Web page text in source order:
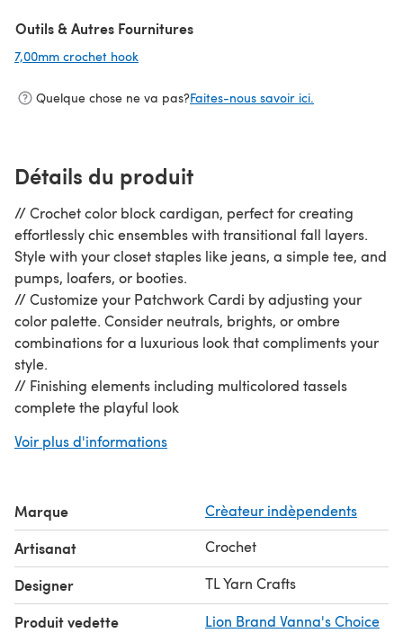
Outils & Autres Fournitures
7,00mm crochet hook
Quelque chose ne va pas?Faites-nous savoir ici.
Détails du produit
// Crochet color block cardigan, perfect for creating
effortlessly chic ensembles with transitional fall layers.
Style with your closet staples like jeans, a simple tee, and
pumps, loafers, or booties.
// Customize your Patchwork Cardi by adjusting your
color palette. Consider neutrals, brights, or ombre
combinations for a luxurious look that compliments your
style.
// Finishing elements including multicolored tassels
complete the playful look
style instructions, photo tutorial, pattern charts, and links
Choice. Special thanks to JOANN Stores for inspiring and
sponsoring this project.
// This listing is for a complete PDF crochet pattern, not a
finished piece or any supplies. You will receive a link to
the digital file via email within 24 hours. If you do not
receive your pattern, please contact me.
Voir plus d'informations
Marque Crèateur indèpendents
Artisanat Crochet
Designer TL Yarn Crafts
Produit vedette Lion Brand Vanna's Choice